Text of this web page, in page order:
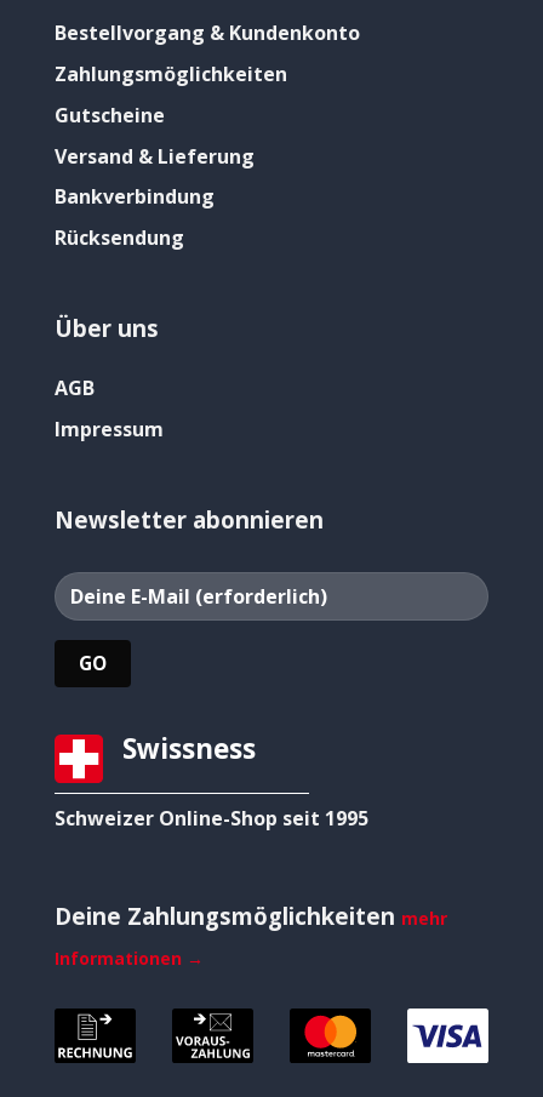
Bestellvorgang & Kundenkonto
Zahlungsmöglichkeiten
Gutscheine
Versand & Lieferung
Bankverbindung
Rücksendung
Über uns
AGB
Impressum
Newsletter abonnieren
Swissness
Schweizer Online-Shop seit 1995
Deine Zahlungsmöglichkeiten mehr
Informationen →